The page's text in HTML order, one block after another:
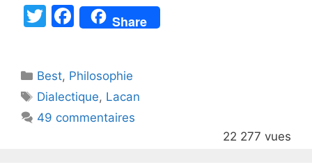
T
er
F
a
e
b
o
Share
Catégories
Best, Philosophie
Étiquettes
Dialectique, Lacan
49 commentaires
22 277 vues